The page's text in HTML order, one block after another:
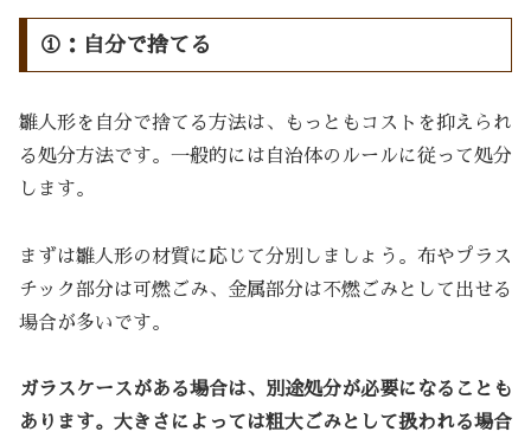
①：自分で捨てる
雛人形を自分で捨てる方法は、もっともコストを抑えられ
る処分方法です。一般的には自治体のルールに従って処分
します。
まずは雛人形の材質に応じて分別しましょう。布やプラス
チック部分は可燃ごみ、金属部分は不燃ごみとして出せる
場合が多いです。
ガラスケースがある場合は、別途処分が必要になることも
あります。大きさによっては粗大ごみとして扱われる場合